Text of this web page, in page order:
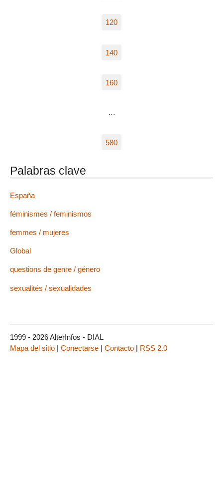
120
140
160
…
580
Palabras clave
España
féminismes / feminismos
femmes / mujeres
Global
questions de genre / género
sexualités / sexualidades
1999 - 2026 AlterInfos - DIAL
Mapa del sitio
Conectarse Contacto RSS 2.0